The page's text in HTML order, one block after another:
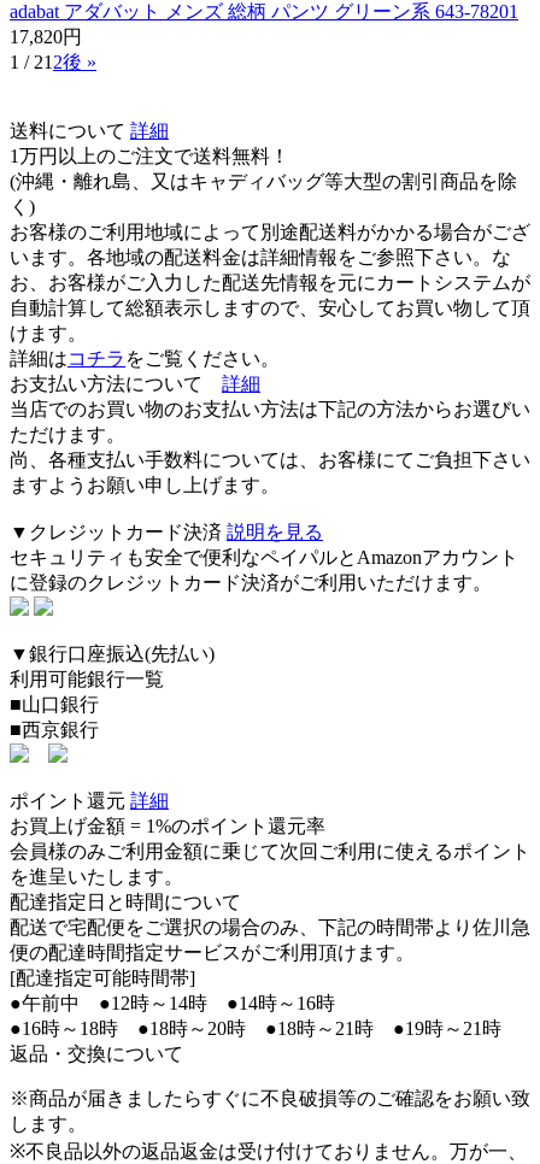
adabat アダバット メンズ 総柄 パンツ グリーン系 643-78201
17,820円
1 / 21 2後 »
送料について 詳細
1万円以上のご注文で送料無料 ！
(沖縄・離れ島、又はキャディバッグ等大型の割引商品を除
く)
お客様のご利用地域によって別途配送料がかかる場合がござ
います。各地域の配送料金は詳細情報をご参照下さい。な
お、お客様がご入力した配送先情報を元にカートシステムが
自動計算して総額表示しますので、安心してお買い物して頂
けます。
詳細はコチラ をご覧ください。
お支払い方法について
詳細
当店でのお買い物のお支払い方法は下記の方法からお選びい
ただけます。
尚、各種支払い手数料については、お客様にてご負担下さい
ますようお願い申し上げます。
▼クレジットカード決済 説明を見る
セキュリティも安全で便利なペイパルとAmazonアカウント
に登録のクレジットカード決済がご利用いただけます。
▼銀行口座振込(先払い)
利用可能銀行一覧
■山口銀行
■西京銀行
ポイント還元 詳細
お買上げ金額 = 1%のポイント還元率
会員様のみご利用金額に乗じて次回ご利用に使えるポイント
を進呈いたします。
配達指定日と時間について
配送で宅配便をご選択の場合のみ、下記の時間帯より佐川急
便の配達時間指定サービスがご利用頂けます。
[配達指定可能時間帯]
●午前中 ●12時～14時 ●14時～16時
●16時～18時 ●18時～20時 ●18時～21時 ●19時～21時
返品・交換について
※商品が届きましたらすぐに不良破損等のご確認をお願い致
します。
※不良品以外の返品返金は受け付けておりません。万が一、